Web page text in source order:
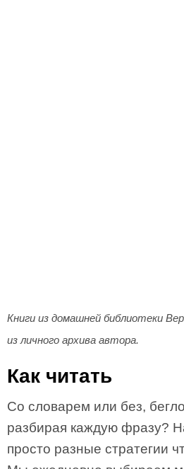
Книги из домашней библиотеки
из личного архива автора.
Как читать
Со словарем или без,
разбирая каждую фразу?
просто разные стратегии